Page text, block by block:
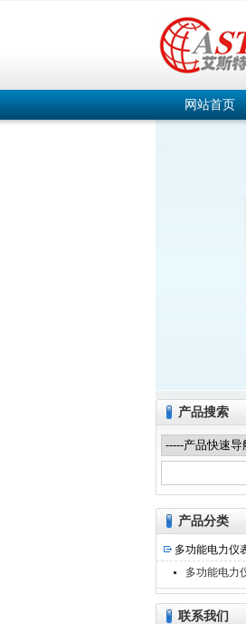
江苏艾斯特电气有
网站首页
产品搜索
产品分类
多功能电力仪
多功能电力
联系我们